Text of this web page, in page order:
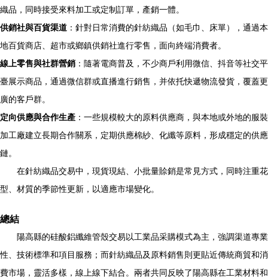
織品，同時接受來料加工或定制訂單，產銷一體。
供銷社與百貨渠道 ：針對日常消費的針紡織品（如毛巾、床單），通過本
地百貨商店、超市或鄉鎮供銷社進行零售，面向終端消費者。
線上零售與社群營銷 ：隨著電商普及，不少商戶利用微信、抖音等社交平
臺展示商品，通過微信群或直播進行銷售，并依托快遞物流發貨，覆蓋更
廣的客戶群。
定向供應與合作生產 ：一些規模較大的原料供應商，與本地或外地的服裝
加工廠建立長期合作關系，定期供應棉紗、化纖等原料，形成穩定的供應
鏈。
在針紡織品交易中，現貨現結、小批量賒銷是常見方式，同時注重花
型、材質的季節性更新，以適應市場變化。
總結
陽高縣的硅酸鋁纖維管殼交易以工業品采購模式為主，強調渠道專業
性、技術標準和項目服務；而針紡織品及原料銷售則更貼近傳統商貿和消
費市場，靈活多樣，線上線下結合。兩者共同反映了陽高縣在工業材料和